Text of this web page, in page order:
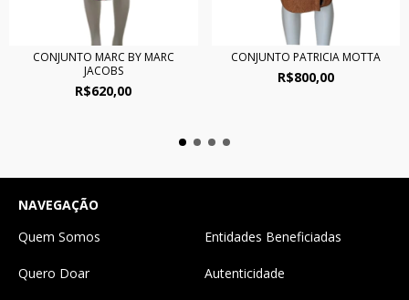
CONJUNTO MARC BY MARC
JACOBS
R$620,00
CONJUNTO PATRICIA MOTTA
R$800,00
NAVEGAÇÃO
Quem Somos
Entidades Beneficiadas
Quero Doar Autenticidade